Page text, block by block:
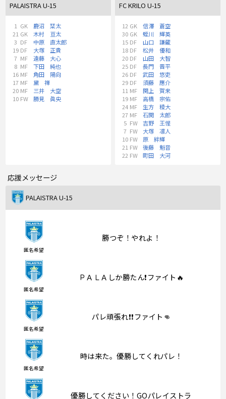
PALAISTRA U-15
1 GK
鹿沼 栞太
21 GK
木村 亘太
3 DF
中原 直太郎
19 DF
大塚 正貴
7 MF
遠藤 大心
8 MF
下田 純也
16 MF
角田 陽向
17 MF
黛 禅
20 MF
三井 大空
10 FW 勝見 眞央
FC KRILO U-15
12 GK
信澤 蒼空
30 GK
蛭川 輝英
15 DF
山口 謙蔵
18 DF
松井 優和
20 DF
山田 大智
25 DF
長門 晋平
26 DF
武田 悠吏
29 DF
須藤 應介
11 MF
関上 賀来
19 MF
高橋 宗佑
24 MF
生方 稜大
27 MF
石関 太郎
5 FW
吉野 王惺
7 FW
大塚 凛人
10 FW
原 絆輝
21 FW
後藤 魁音
22 FW 町田 大河
応援メッセージ
PALAISTRA U-15
匿名希望
勝つぞ！やれよ！
匿名希望
ＰＡＬＡしか勝たん❗️ファイト🔥
匿名希望
パレ頑張れ❗️❗️ファイト👊
匿名希望
時は来た。優勝してくれパレ！
優勝してください！GOパレイストラ